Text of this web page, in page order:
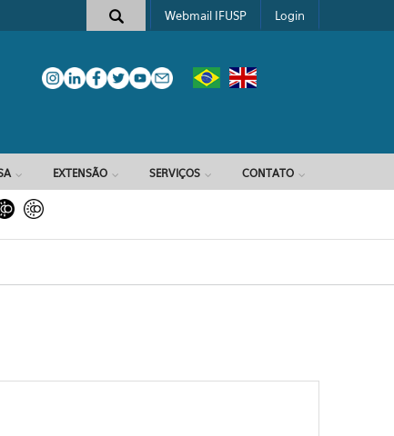
Webmail IFUSP Login
EXTENSÃO SERVIÇOS CONTATO